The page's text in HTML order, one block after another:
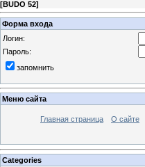
[BUDO 52]
Форма входа
Логин:
Пароль:
запомнить
Меню сайта
Главная страница О сайте
Categories